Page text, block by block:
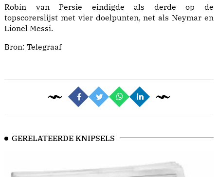
Robin van Persie eindigde als derde op de
topscorerslijst met vier doelpunten, net als Neymar en
Lionel Messi.
Bron: Telegraaf
GERELATEERDE KNIPSELS